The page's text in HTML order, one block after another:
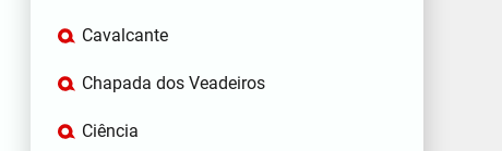
Cavalcante
Chapada dos Veadeiros
Ciência